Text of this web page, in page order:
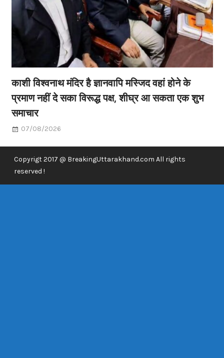
काशी विश्वनाथ मंदिर है ज्ञानवापि मस्जिद वहां होने के
प्रमाण नहीं दे सका विरूद्ध पक्ष, शीघ्र आ सकता एक शुभ
समाचार
07/08/2026
Copyrigt 2017 @ BreakingUttarakhand.com All rights
reserved !